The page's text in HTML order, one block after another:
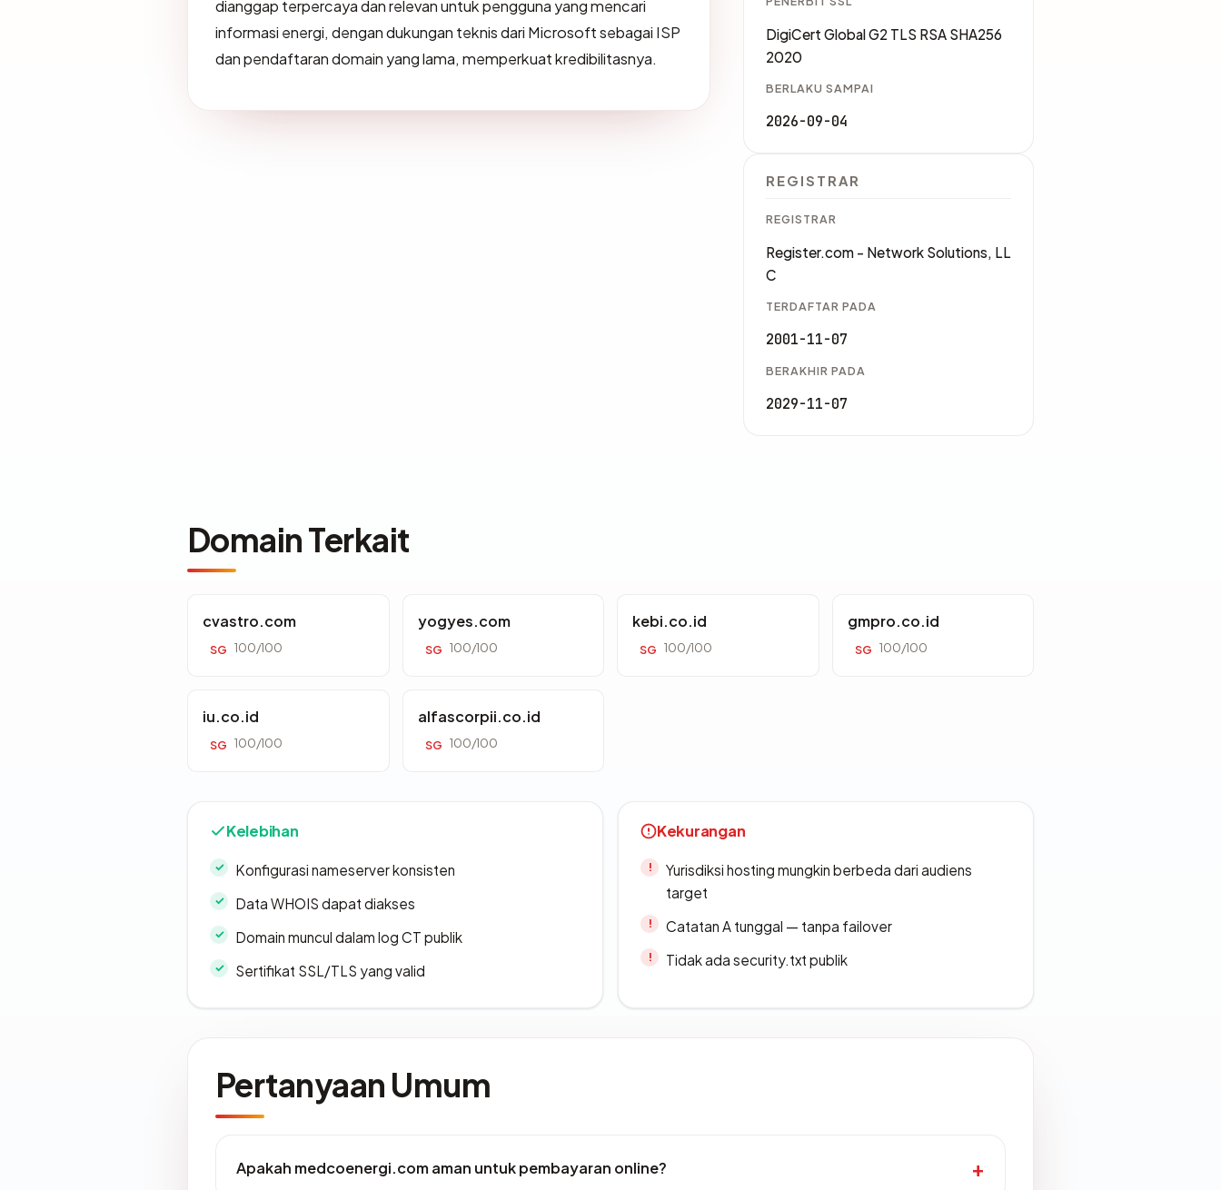
dianggap terpercaya dan relevan untuk pengguna yang mencari
informasi energi, dengan dukungan teknis dari Microsoft sebagai ISP
dan pendaftaran domain yang lama, memperkuat kredibilitasnya.
DigiCert Global G2 TLS RSA SHA256
2020
BERLAKU SAMPAI
2026-09-04
REGISTRAR
REGISTRAR
Register.com - Network Solutions, LL
C
TERDAFTAR PADA
2001-11-07
BERAKHIR PADA
2029-11-07
Domain Terkait
cvastro.com
SG 100/100
yogyes.com
SG 100/100
kebi.co.id
SG 100/100
gmpro.co.id
SG 100/100
iu.co.id
SG 100/100
alfascorpii.co.id
SG 100/100
Kelebihan
Konfigurasi nameserver konsisten
Data WHOIS dapat diakses
Domain muncul dalam log CT publik
Sertifikat SSL/TLS yang valid
Kekurangan
Yurisdiksi hosting mungkin berbeda dari audiens
target
Catatan A tunggal — tanpa failover
Tidak ada security.txt publik
Pertanyaan Umum
Apakah medcoenergi.com aman untuk pembayaran online?